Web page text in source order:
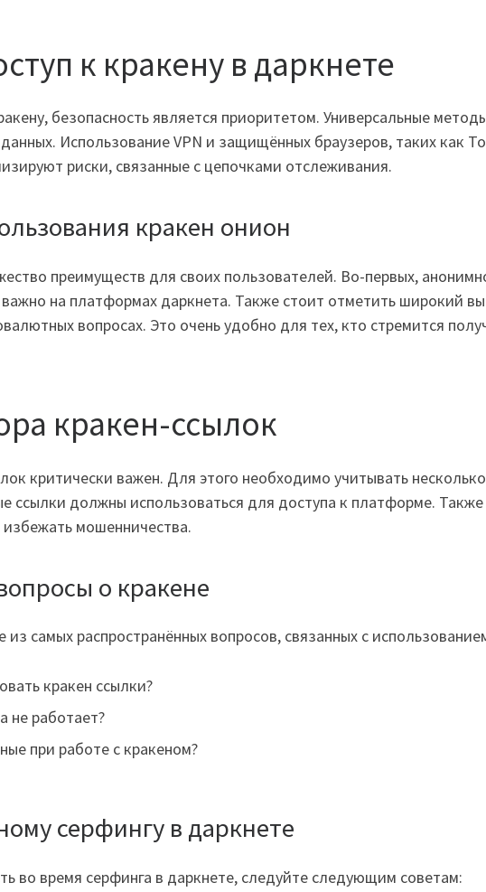
к кракену в даркнете
безопасность является приоритетом. Универсальные
Использование VPN и защищённых браузеров, таких как
риски, связанные с цепочками отслеживания.
кракен онион
преимуществ для своих пользователей. Во-первых,
на платформах даркнета. Также стоит отметить широкий
вопросах. Это очень удобно для тех, кто стремится
кракен-ссылок
критически важен. Для этого необходимо учитывать
ссылки должны использоваться для доступа к платформе.
мошенничества.
о кракене
самых распространённых вопросов, связанных с
кракен ссылки?
не работает?
при работе с кракеном?
серфингу в даркнете
во время серфинга в даркнете, следуйте следующим советам: